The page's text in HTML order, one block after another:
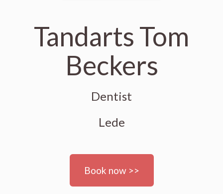
Tandarts Tom
Beckers
Dentist
Lede
Book now >>